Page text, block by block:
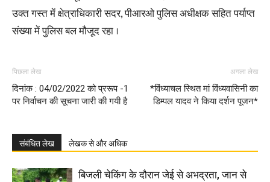
उक्त गस्त में क्षेत्राधिकारी सदर, पीआरओ पुलिस अधीक्षक सहित पर्याप्त
संख्या में पुलिस बल मौजूद रहा ।
पिछला लेख
दिनांक : 04/02/2022 को प्ररूप -1
पर निर्वाचन की सूचना जारी की गयी है
अगला लेख
*विंध्याचल स्थित मां विंध्यवासिनी का
डिम्पल यादव ने किया दर्शन पूजन*
संबंधित लेख लेखक से और अधिक
बिजली चेकिंग के दौरान जेई से अभद्रता, जान से